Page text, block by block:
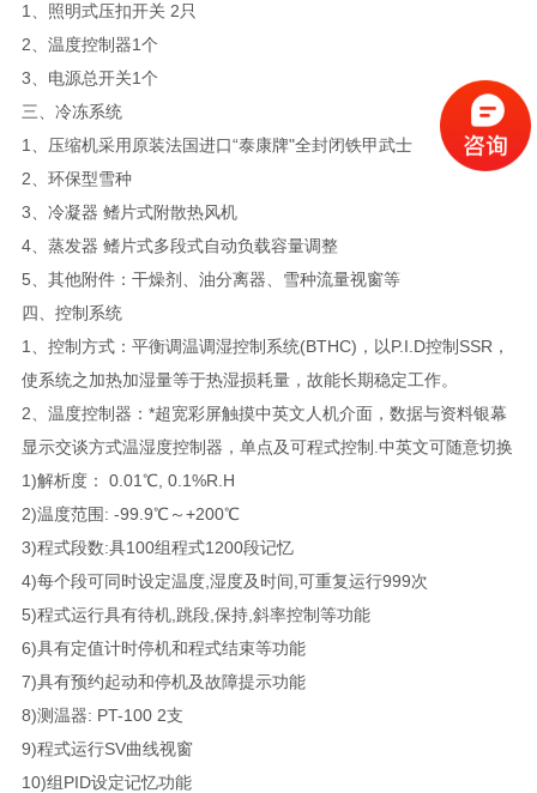
1、照明式压扣开关 2只
2、温度控制器1个
3、电源总开关1个
三、冷冻系统
1、压缩机采用原装法国进口“泰康牌"全封闭铁甲武士
2、环保型雪种
3、冷凝器 鳍片式附散热风机
4、蒸发器 鳍片式多段式自动负载容量调整
5、其他附件：干燥剂、油分离器、雪种流量视窗等
四、控制系统
1、控制方式：平衡调温调湿控制系统(BTHC)，以P.I.D控制SSR，
使系统之加热加湿量等于热湿损耗量，故能长期稳定工作。
2、温度控制器：*超宽彩屏触摸中英文人机介面，数据与资料银幕
显示交谈方式温湿度控制器，单点及可程式控制.中英文可随意切换
1)解析度： 0.01℃, 0.1%R.H
2)温度范围: -99.9℃～+200℃
3)程式段数:具100组程式1200段记忆
4)每个段可同时设定温度,湿度及时间,可重复运行999次
5)程式运行具有待机,跳段,保持,斜率控制等功能
6)具有定值计时停机和程式结束等功能
7)具有预约起动和停机及故障提示功能
8)测温器: PT-100 2支
9)程式运行SV曲线视窗
10)组PID设定记忆功能